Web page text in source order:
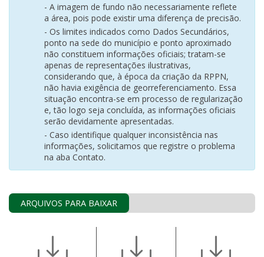
- A imagem de fundo não necessariamente reflete
a área, pois pode existir uma diferença de precisão.
- Os limites indicados como Dados Secundários,
ponto na sede do município e ponto aproximado
não constituem informações oficiais; tratam-se
apenas de representações ilustrativas,
considerando que, à época da criação da RPPN,
não havia exigência de georreferenciamento. Essa
situação encontra-se em processo de regularização
e, tão logo seja concluída, as informações oficiais
serão devidamente apresentadas.
- Caso identifique qualquer inconsistência nas
informações, solicitamos que registre o problema
na aba Contato.
ARQUIVOS PARA BAIXAR